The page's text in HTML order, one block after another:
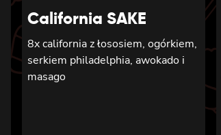
California SAKE
8x california z łososiem, ogórkiem,
serkiem philadelphia, awokado i
masago